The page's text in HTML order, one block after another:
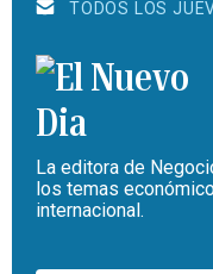
TODOS LOS
La editora de
los temas
internacional.